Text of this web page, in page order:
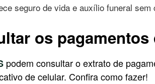
seguro de vida e auxílio funeral sem
os pagamentos
podem consultar o extrato de
de celular. Confira como fazer!